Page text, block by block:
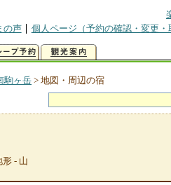
の声
個人ページ（予約の確認・変更・
駒ヶ岳 > 地図・周辺の宿
形 - 山